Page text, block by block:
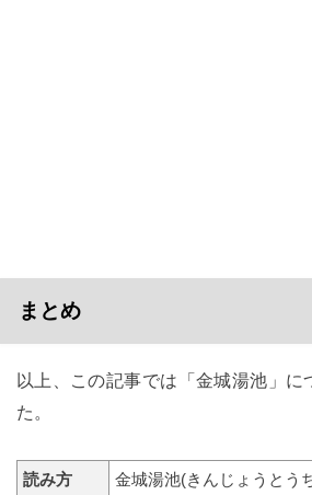
まとめ
以上、この記事では「金城湯池」に
た。
読み方 金城湯池(きんじょうとう